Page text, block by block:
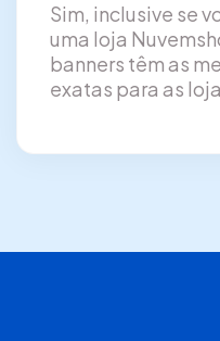
Sim, inclusive se
uma loja
banners têm as
exatas para as